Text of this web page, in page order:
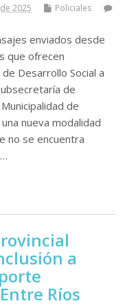
2025
Policiales
enviados desde
que ofrecen
Desarrollo Social a
de
de
nueva modalidad
no se encuentra
a
Ríos